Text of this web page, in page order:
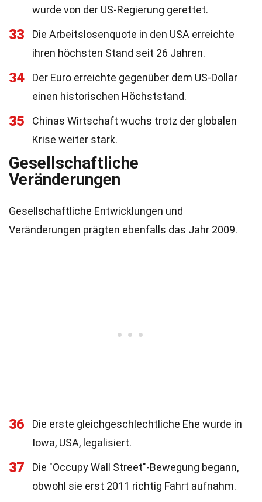
wurde von der US-Regierung gerettet.
33
Die Arbeitslosenquote in den USA erreichte
ihren höchsten Stand seit 26 Jahren.
34
Der Euro erreichte gegenüber dem US-Dollar
einen historischen Höchststand.
35
Chinas Wirtschaft wuchs trotz der globalen
Krise weiter stark.
Gesellschaftliche
Veränderungen
Gesellschaftliche Entwicklungen und
Veränderungen prägten ebenfalls das Jahr 2009.
36
Die erste gleichgeschlechtliche Ehe wurde in
Iowa, USA, legalisiert.
37
Die "Occupy Wall Street"-Bewegung begann,
obwohl sie erst 2011 richtig Fahrt aufnahm.